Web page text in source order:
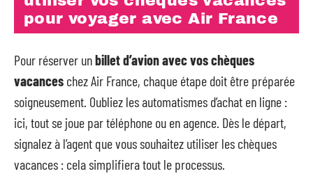
pour voyager avec Air France
Pour réserver unbillet d’avion avec vos chèques
vacances chez Air France, chaque étape doit être préparée
soigneusement. Oubliez les automatismes d’achat en ligne :
ici, tout se joue par téléphone ou en agence. Dès le départ,
signalez à l’agent que vous souhaitez utiliser les chèques
vacances : cela simplifiera tout le processus.